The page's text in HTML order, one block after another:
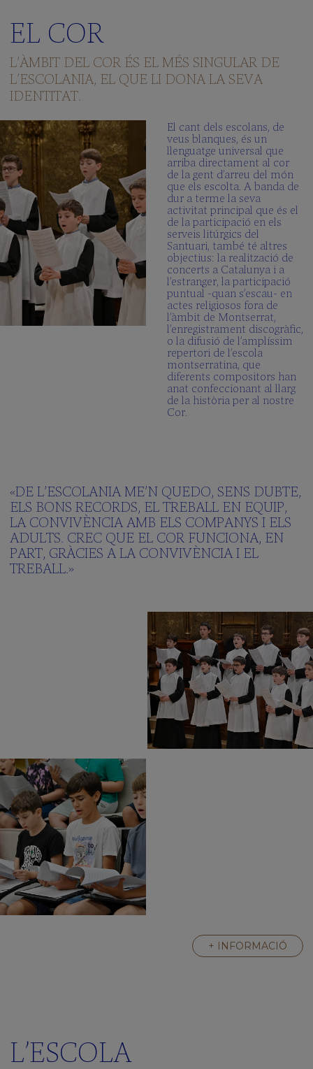
EL COR
L’ÀMBIT DEL COR ÉS EL MÉS SINGULAR DE
L’ESCOLANIA, EL QUE LI DONA LA SEVA
IDENTITAT.
El cant dels escolans, de
veus blanques, és un
llenguatge universal que
arriba directament al cor
de la gent d’arreu del món
que els escolta. A banda de
dur a terme la seva
activitat principal que és el
de la participació en els
serveis litúrgics del
Santuari, també té altres
objectius: la realització de
concerts a Catalunya i a
l’estranger, la participació
puntual -quan s’escau- en
actes religiosos fora de
l’àmbit de Montserrat,
l’enregistrament discogràfic,
o la difusió de l’amplíssim
repertori de l’escola
montserratina, que
diferents compositors han
anat confeccionant al llarg
de la història per al nostre
Cor.
«DE L’ESCOLANIA ME’N QUEDO, SENS DUBTE,
ELS BONS RECORDS, EL TREBALL EN EQUIP,
LA CONVIVÈNCIA AMB ELS COMPANYS I ELS
ADULTS. CREC QUE EL COR FUNCIONA, EN
PART, GRÀCIES A LA CONVIVÈNCIA I EL
TREBALL.»
+ INFORMACIÓ
L’ESCOLA